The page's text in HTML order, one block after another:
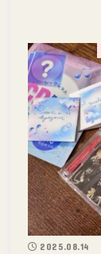
2025.08.14